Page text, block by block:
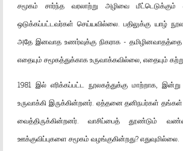
சமூகம் சார்ந்த வரலாற்று அழிவை
ஒடுக்கப்பட்டவர்கள் செய்யவில்லை. பதிலுக்கு யாழ்
அதே இனவாத உணர்வுக்கு நிகராக - தமிழினவாதத்தை
எதையும் சமூகத்துக்காக உருவாக்கவில்லை, எதையும்
1981 இல் எரிக்கப்பட்ட நூலகத்துக்கு மாற்றாக,
உருவாக்கி இருக்கின்றனர். ஏத்தனை தனிநபர்கள்
வைத்திருக்கின்றனர். வாசிப்பைத் தூண்டும்
ஊக்குவிப்புகளை சமூகம் வழங்குகின்றது? எதுவுமில்லை.